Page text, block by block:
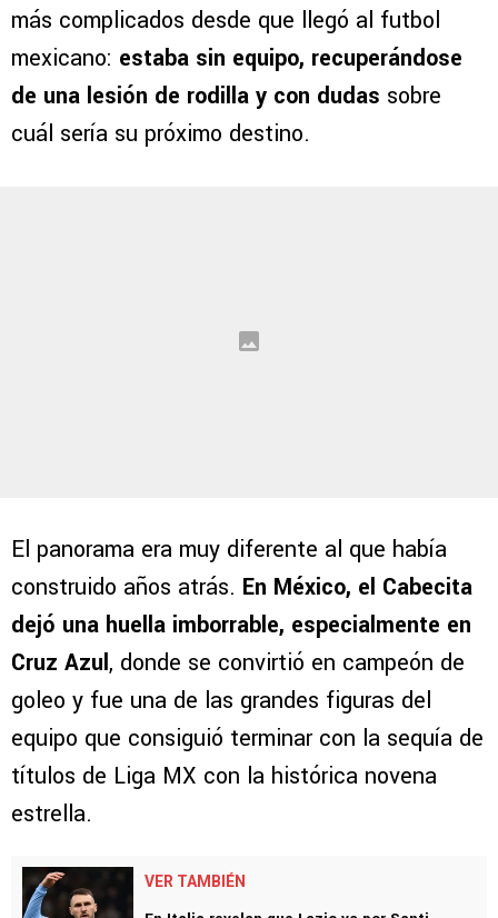
más complicados desde que llegó al futbol
mexicano: estaba sin equipo, recuperándose
de una lesión de rodilla y con dudas sobre
cuál sería su próximo destino.
El panorama era muy diferente al que había
construido años atrás. En México, el Cabecita
dejó una huella imborrable, especialmente en
Cruz Azul, donde se convirtió en campeón de
goleo y fue una de las grandes figuras del
equipo que consiguió terminar con la sequía de
títulos de Liga MX con la histórica novena
estrella.
VER TAMBIÉN